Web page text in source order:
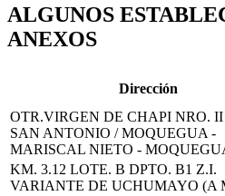
ALGUNOS
ANEXOS
Dirección
OTR.VIRGEN DE CHAPI NRO. II
SAN ANTONIO / MOQUEGUA -
MARISCAL NIETO -
KM. 3.12 LOTE. B DPTO. B1 Z.I.
VARIANTE DE UCHUMAYO (A